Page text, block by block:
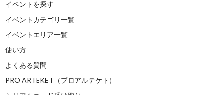
イベントを探す
イベントカテゴリ一覧
イベントエリア一覧
使い方
よくある質問
PRO ARTEKET（プロアルテケト）